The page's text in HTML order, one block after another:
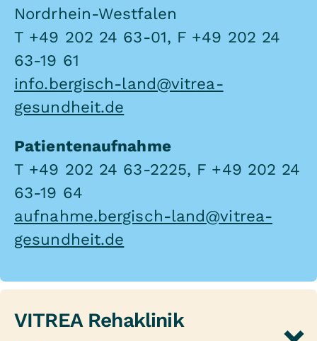
Nordrhein-Westfalen
T +49 202 24 63-01, F +49 202 24
63-19 61
info.bergisch-land@vitrea-
gesundheit.de
Patientenaufnahme
T +49 202 24 63-2225, F +49 202 24
63-19 64
aufnahme.bergisch-land@vitrea-
gesundheit.de
VITREA Rehaklinik